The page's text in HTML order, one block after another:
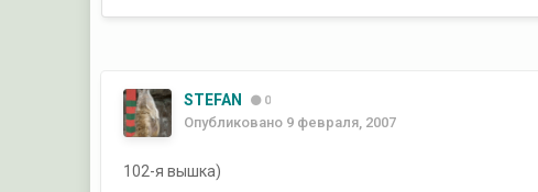
STEFAN 0
Опубликовано 9 февраля, 2007
102-я вышка)